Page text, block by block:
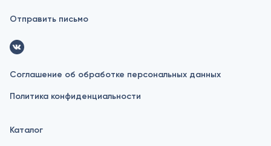
Отправить письмо
Соглашение об обработке персональных данных
Политика конфиденциальности
Каталог